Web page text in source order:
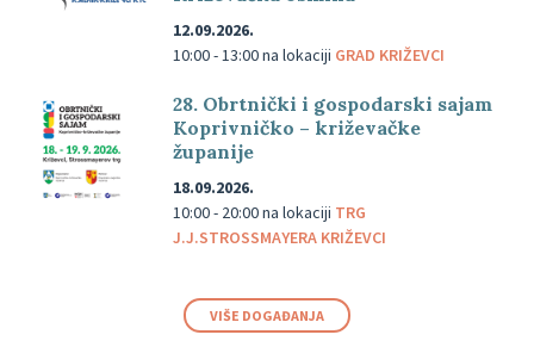
12.09.2026.
10:00 - 13:00na lokaciji GRAD KRIŽEVCI
28. Obrtnički i gospodarski sajam
Koprivničko – križevačke
županije
18.09.2026.
10:00 - 20:00na lokaciji TRG
J.J.STROSSMAYERA KRIŽEVCI
VIŠE DOGAĐANJA